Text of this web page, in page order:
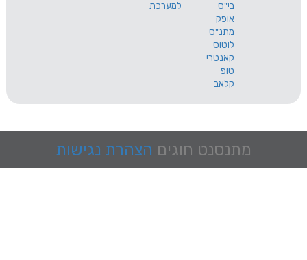
למערכת
מתנסנט חוגים הצהרת נגישות